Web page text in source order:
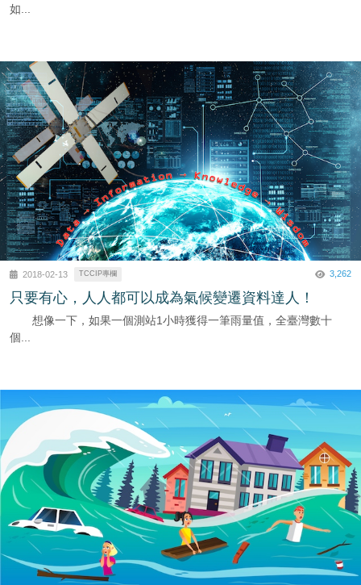
如...
2018-02-13 TCCIP專欄 3,262
只要有心，人人都可以成為氣候變遷資料達人！
想像一下，如果一個測站1小時獲得一筆雨量值，全臺灣數十
個...